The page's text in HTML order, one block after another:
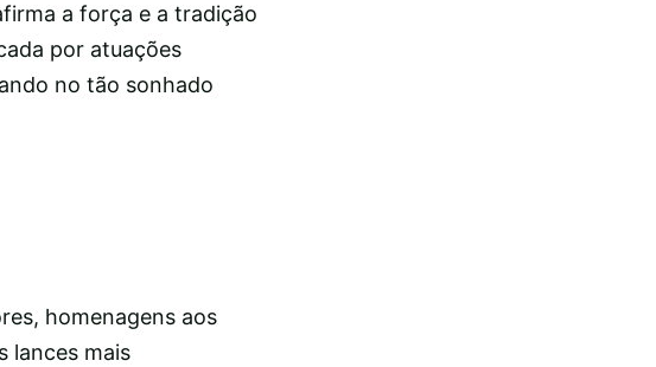
a força e a tradição
por atuações
no tão sonhado
homenagens aos
lances mais